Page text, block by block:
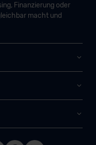
Finanzierung oder
macht und